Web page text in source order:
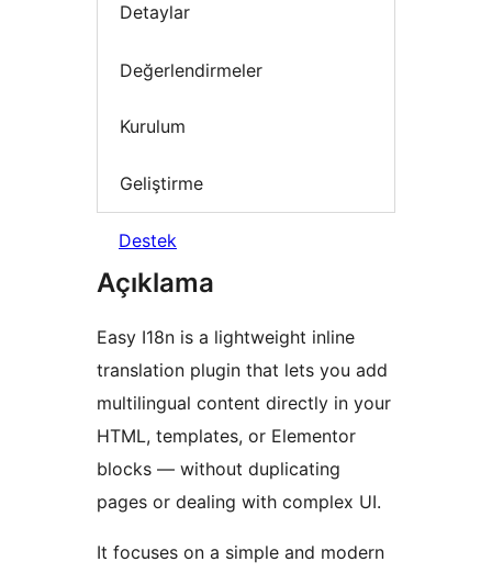
Detaylar
Değerlendirmeler
Kurulum
Geliştirme
Destek
Açıklama
Easy I18n is a lightweight inline
translation plugin that lets you add
multilingual content directly in your
HTML, templates, or Elementor
blocks — without duplicating
pages or dealing with complex UI.
It focuses on a simple and modern